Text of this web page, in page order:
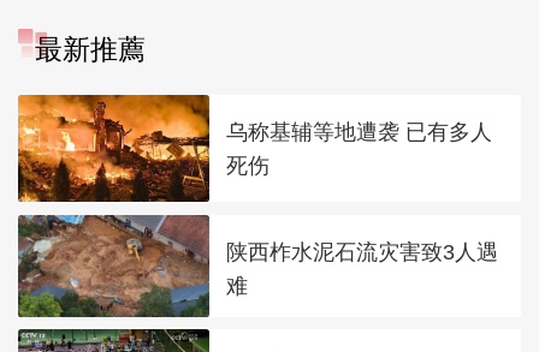
最新推薦
乌称基辅等地遭袭 已有多人
死伤
陕西柞水泥石流灾害致3人遇
难